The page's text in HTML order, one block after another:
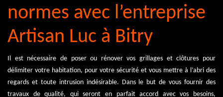
normes avec l’entreprise
Artisan Luc à Bitry
Il est nécessaire de poser ou rénover vos grillages et clôtures pour
délimiter votre habitation, pour votre sécurité et vous mettre à l’abri des
regards et toute intrusion indésirable. Dans le but de vous fournir des
travaux de qualité, qui seront en parfait accord avec vos besoins,